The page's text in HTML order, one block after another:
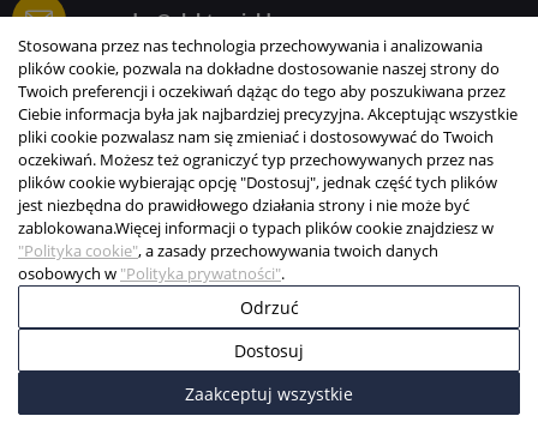
Start Menu Koszyk Konto Więcej
sprzedaz@elektrogielda.com
ELEKTROGIEŁDA SZ.ŻACZKIEWICZ; M.KARLIŃSKI
SP.J.
INFORMACJE
STREFA KLIENTA
Stosowana przez nas technologia przechowywania i analizowania
plików cookie, pozwala na dokładne dostosowanie naszej strony do
Twoich preferencji i oczekiwań dążąc do tego aby poszukiwana przez
Ciebie informacja była jak najbardziej precyzyjna. Akceptując wszystkie
pliki cookie pozwalasz nam się zmieniać i dostosowywać do Twoich
oczekiwań. Możesz też ograniczyć typ przechowywanych przez nas
plików cookie wybierając opcję "Dostosuj", jednak część tych plików
jest niezbędna do prawidłowego działania strony i nie może być
zablokowana.Więcej informacji o typach plików cookie znajdziesz w
"Polityka cookie", a zasady przechowywania twoich danych
osobowych w "Polityka prywatności".
Odrzuć
Dostosuj
Zaakceptuj wszystkie
Copyright © 2003-2026 Elektrogiełda s.j.
Projekt i realizacja:BigCom